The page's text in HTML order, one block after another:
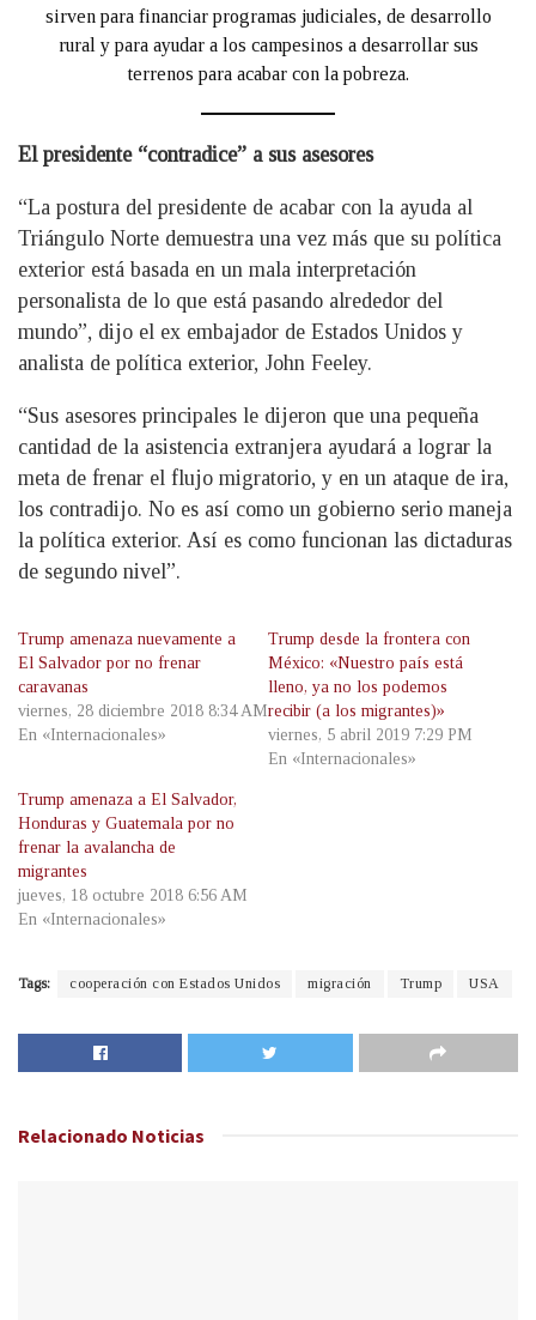
sirven para financiar programas judiciales, de desarrollo
rural y para ayudar a los campesinos a desarrollar sus
terrenos para acabar con la pobreza.
El presidente “contradice” a sus asesores
“La postura del presidente de acabar con la ayuda al
Triángulo Norte demuestra una vez más que su política
exterior está basada en un mala interpretación
personalista de lo que está pasando alrededor del
mundo”, dijo el ex embajador de Estados Unidos y
analista de política exterior, John Feeley.
“Sus asesores principales le dijeron que una pequeña
cantidad de la asistencia extranjera ayudará a lograr la
meta de frenar el flujo migratorio, y en un ataque de ira,
los contradijo. No es así como un gobierno serio maneja
la política exterior. Así es como funcionan las dictaduras
de segundo nivel”.
Trump amenaza nuevamente a
El Salvador por no frenar
caravanas
viernes, 28 diciembre 2018 8:34 AM
En «Internacionales»
Trump desde la frontera con
México: «Nuestro país está
lleno, ya no los podemos
recibir (a los migrantes)»
viernes, 5 abril 2019 7:29 PM
En «Internacionales»
Trump amenaza a El Salvador,
Honduras y Guatemala por no
frenar la avalancha de
migrantes
jueves, 18 octubre 2018 6:56 AM
En «Internacionales»
Tags: cooperación con Estados Unidos migración Trump USA
Relacionado Noticias